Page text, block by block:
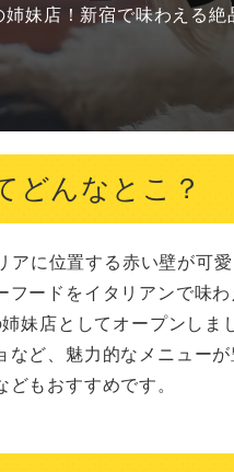
妹店！新宿で味わえる
どんなとこ？
に位置する赤い壁が可愛
ードをイタリアンで味わ
妹店としてオープンしま
ど、魅力的なメニューが
もおすすめです。